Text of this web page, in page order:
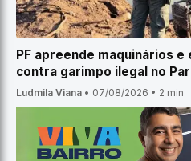
PF apreende maquinários
contra garimpo ilegal no
Ludmila Viana • 07/08/2026 • 2 min